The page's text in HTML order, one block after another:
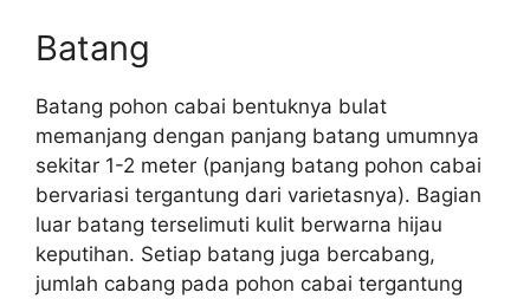
Batang
Batang pohon cabai bentuknya bulat
memanjang dengan panjang batang umumnya
sekitar 1-2 meter (panjang batang pohon cabai
bervariasi tergantung dari varietasnya). Bagian
luar batang terselimuti kulit berwarna hijau
keputihan. Setiap batang juga bercabang,
jumlah cabang pada pohon cabai tergantung